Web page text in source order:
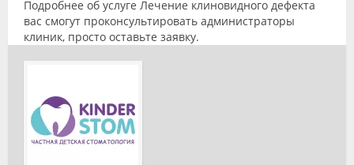
Подробнее об услуге Лечение клиновидного дефекта
вас смогут проконсультировать администраторы
клиник, просто оставьте заявку.